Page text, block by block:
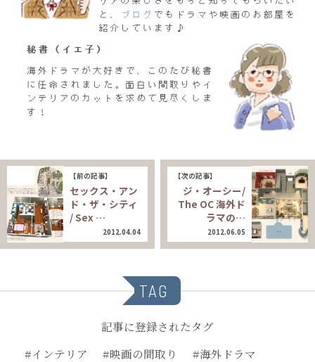
【前の記事】
セックス・アン
ド・ザ・シティ
/ Sex …
2012.04.04
【次の記事】
ジ・オーシー/
The OC 海外ド
ラマの…
2012.06.05
TAG
記事に登録されたタグ
#インテリア
#映画の間取り #海外ドラマ